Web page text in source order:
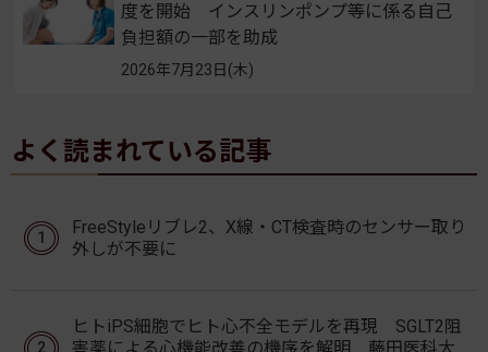
度を開始 インスリンポンプ等に係る自己
負担額の一部を助成
2026年7月23日(木)
よく読まれている記事
FreeStyleリブレ2、X線・CT検査時のセンサー取り
外しが不要に
ヒトiPS細胞でヒト心不全モデルを再現 SGLT2阻